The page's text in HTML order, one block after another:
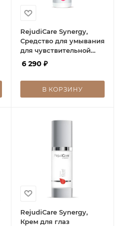
RejudiCare Synergy,
Средство для умывания
для чувствительной
кожи, Hexacleanse, 150
6 290 ₽
В КОРЗИНУ
RejudiCare Synergy,
Крем для глаз